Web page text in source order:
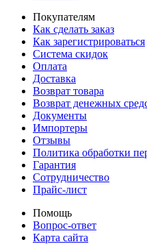
Покупателям
Как сделать заказ
Как зарегистрироваться
Система скидок
Оплата
Доставка
Возврат товара
Возврат денежных
Документы
Импортеры
Отзывы
Политика обработки
Гарантия
Сотрудничество
Прайс-лист
Помощь
Вопрос-ответ
Карта сайта